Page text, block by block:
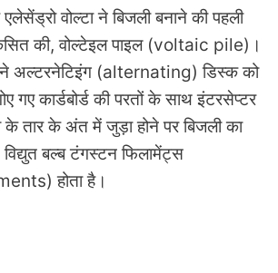
वोल्टा ने बिजली बनाने की पहली
की, वोल्टेइल पाइल (voltaic pile)।
अल्टरनेटिइंग (alternating) डिस्क को
गए कार्डबोर्ड की परतों के साथ इंटरसेप्टर
तार के अंत में जुड़ा होने पर बिजली का
बल्ब टंगस्टन फिलामेंट्स
होता है।